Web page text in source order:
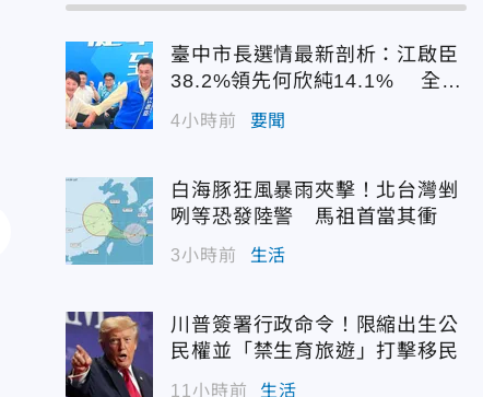
臺中市長選情最新剖析：江啟臣
38.2%領先何欣純14.1% 全世
代支持度全面居首
4小時前 要聞
白海豚狂風暴雨夾擊！北台灣剉
咧等恐發陸警 馬祖首當其衝
3小時前 生活
川普簽署行政命令！限縮出生公
民權並「禁生育旅遊」打擊移民
11小時前 生活